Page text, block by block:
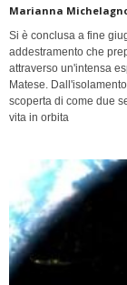
Marianna
Si è conclusa a fine
addestramento che
attraverso un'intensa
Matese.
scoperta di come due
vita in orbita